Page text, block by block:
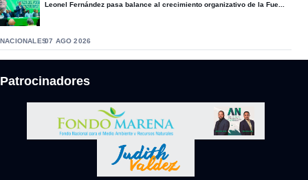
Leonel Fernández pasa balance al crecimiento organizativo de la Fue...
NACIONALES07 AGO 2026
Patrocinadores